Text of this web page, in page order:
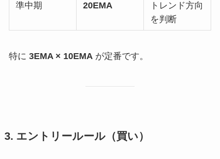
準中期 20EMA
トレンド方向
を判断
特に 3EMA × 10EMA が定番です。
3. エントリールール（買い）